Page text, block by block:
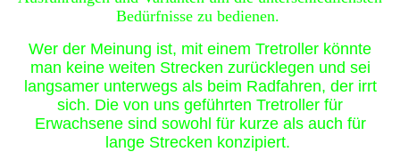
Bedürfnisse zu bedienen.
Wer der Meinung ist, mit einem Tretroller könnte
man keine weiten Strecken zurücklegen und sei
langsamer unterwegs als beim Radfahren, der irrt
sich. Die von uns geführten Tretroller für
Erwachsene sind sowohl für kurze als auch für
lange Strecken konzipiert.